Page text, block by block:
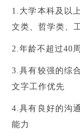
1.大学本科及以
文类、哲学类、
2.年龄不超过40
3.具有较强的综
文字工作优先
4.具有良好的沟
能力